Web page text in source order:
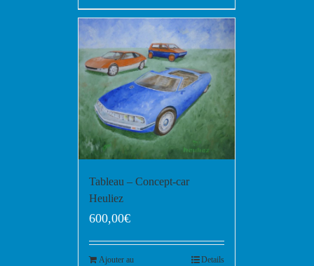
Tableau – Concept-car
Heuliez
600,00€
Ajouter au
Details